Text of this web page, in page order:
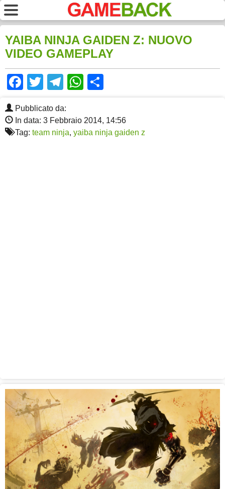
YAIBA NINJA GAIDEN Z: NUOVO
VIDEO GAMEPLAY
Facebook
TwitterTelegram
WhatsApp
Pubblicato da:
In data: 3 Febbraio 2014, 14:56
Tag: team ninja, yaiba ninja gaiden z